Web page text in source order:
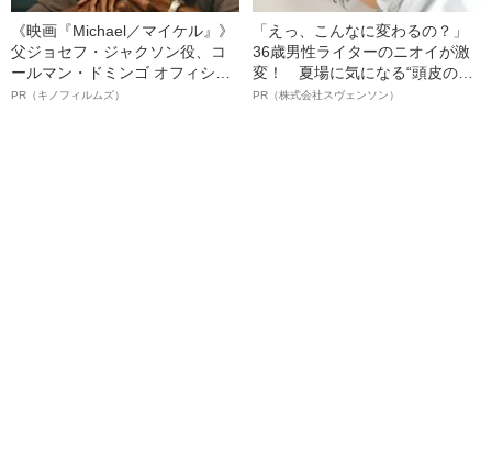
《映画『Michael／マイケル』》
父ジョセフ・ジャクソン役、コ
ールマン・ドミンゴ オフィシャ
ルインタビュー“観客を魅了した
PR（キノフィルムズ）
「えっ、こんなに変わるの？」
36歳男性ライターのニオイが激
変！ 夏場に気になる“頭皮のニ
オイ”や“ベタつき”を解消す
PR（株式会社スヴェンソン）